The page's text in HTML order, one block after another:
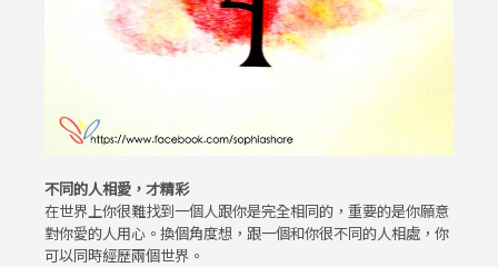
不同的人相愛，才精彩
在世界上你很難找到一個人跟你是完全相同的，重要的是你願意
對你愛的人用心。換個角度想，跟一個和你很不同的人相處，你
可以同時經歷兩個世界。